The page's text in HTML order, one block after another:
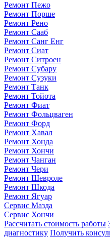
Ремонт Пежо
Ремонт Порше
Ремонт Рено
Ремонт Сааб
Ремонт Санг Енг
Ремонт Сиат
Ремонт Ситроен
Ремонт Субару
Ремонт Сузуки
Ремонт Танк
Ремонт Тойота
Ремонт Фиат
Ремонт Фольцваген
Ремонт Форд
Ремонт Хавал
Ремонт Хонда
Ремонт Хончи
Ремонт Чанган
Ремонт Чери
Ремонт Шевроле
Ремонт Шкода
Ремонт Ягуар
Сервис Мазда
Сервис Хончи
Рассчитать стоимость работы
диагностику Получить